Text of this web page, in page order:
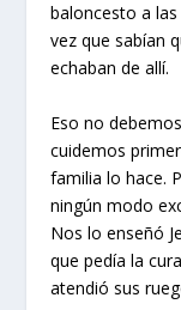
baloncesto a
vez que sabían
echaban de allí.
Eso no
cuidemos
familia lo hace.
ningún modo
Nos lo enseñó
que pedía la
atendió sus